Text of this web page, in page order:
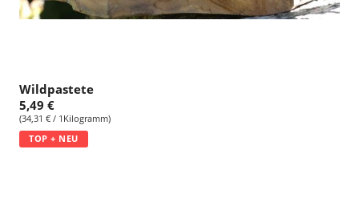
Wildpastete
5,49 €
(34,31 € / 1Kilogramm)
TOP + NEU